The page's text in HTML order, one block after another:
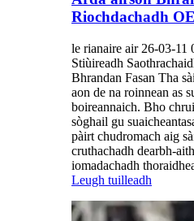
Riochdachadh
le rianaire air 26-03-11
Stiùireadh
Bhrandan Fasan Tha
aon de na roinnean as
boireannaich. Bho
sòghail gu
pàirt chudromach aig
cruthachadh dearbh-
iomadachadh
Leugh tuilleadh